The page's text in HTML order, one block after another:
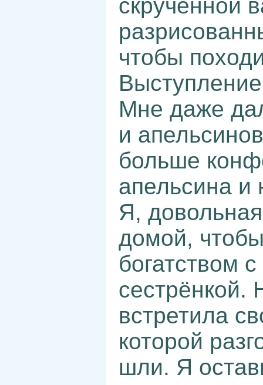
скрученной
чтобы
Мне даже
и
больше
апельсина и
Я,
домой,
богатством
сестрёнкой.
встретила
которой
шли. Я